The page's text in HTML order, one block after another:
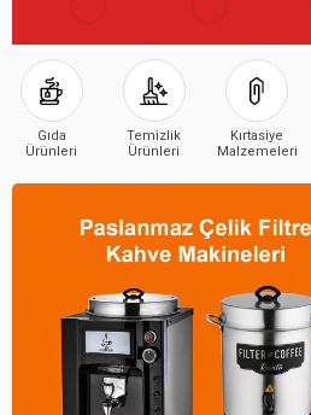
Gıda
Ürünleri
Temizlik
Ürünleri
Kırtasiye
Malzemeleri